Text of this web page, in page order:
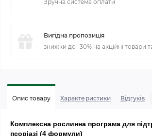
Зручна система оплати
Вигідна пропозиція
знижки до -30% на акційні товари
Опис товару Характеристики Відгуків
Комплексна рослинна програма для
псоріазі (4 формули)